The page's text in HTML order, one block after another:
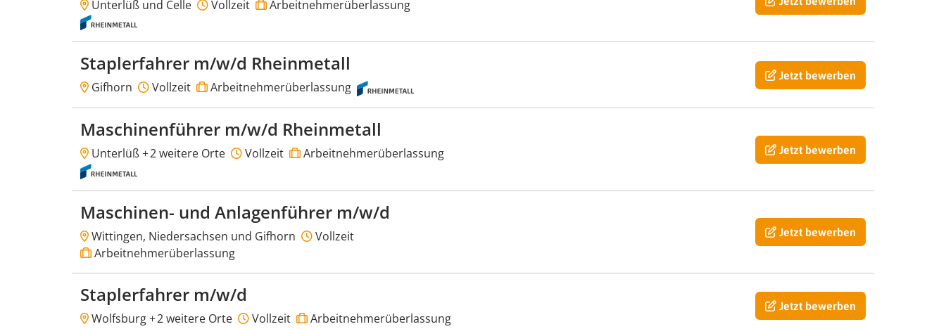
Unterlüß und Celle Vollzeit Arbeitnehmerüberlassung
Staplerfahrer m/w/d Rheinmetall
Gifhorn Vollzeit Arbeitnehmerüberlassung
Jetzt bewerben
Maschinenführer m/w/d Rheinmetall
Unterlüß +2 weitere Orte Vollzeit Arbeitnehmerüberlassung Jetzt bewerben
Maschinen- und Anlagenführer m/w/d
Wittingen, Niedersachsen und Gifhorn
Vollzeit
Arbeitnehmerüberlassung
Jetzt bewerben
Staplerfahrer m/w/d
Wolfsburg +2 weitere Orte Vollzeit Arbeitnehmerüberlassung
Jetzt bewerben